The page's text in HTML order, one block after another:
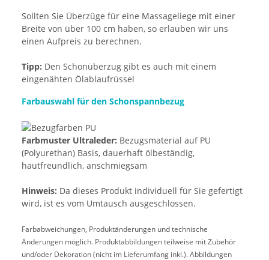
Sollten Sie Überzüge für eine Massageliege mit einer
Breite von über 100 cm haben, so erlauben wir uns
einen Aufpreis zu berechnen.
Tipp: Den Schonüberzug gibt es auch mit einem
eingenähten Ölablaufrüssel
Farbauswahl für den Schonspannbezug
Farbmuster Ultraleder: Bezugsmaterial auf PU
(Polyurethan) Basis, dauerhaft ölbeständig,
hautfreundlich, anschmiegsam
Hinweis: Da dieses Produkt individuell für Sie gefertigt
wird, ist es vom Umtausch ausgeschlossen.
Farbabweichungen, Produktänderungen und technische
Änderungen möglich. Produktabbildungen teilweise mit Zubehör
und/oder Dekoration (nicht im Lieferumfang inkl.). Abbildungen